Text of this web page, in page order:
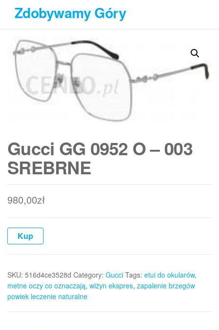
Przejdź
treści
Zdobywamy Góry
Gucci GG 0952 O – 003
SREBRNE
980,00zł
Kup
SKU: 516d4ce3528d Category: Gucci Tags: etui do okularów,
metne oczy co oznaczają, wiżyn ekspres, zapalenie brzegów
powiek leczenie naturalne